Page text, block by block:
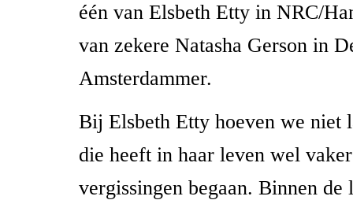
één van Elsbeth Etty in NRC/
van zekere Natasha Gerson in
Amsterdammer.
Bij Elsbeth Etty hoeven we niet
die heeft in haar leven wel
vergissingen begaan. Binnen